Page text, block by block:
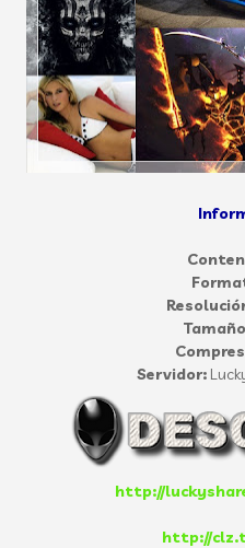
Servidor:
http://
http://